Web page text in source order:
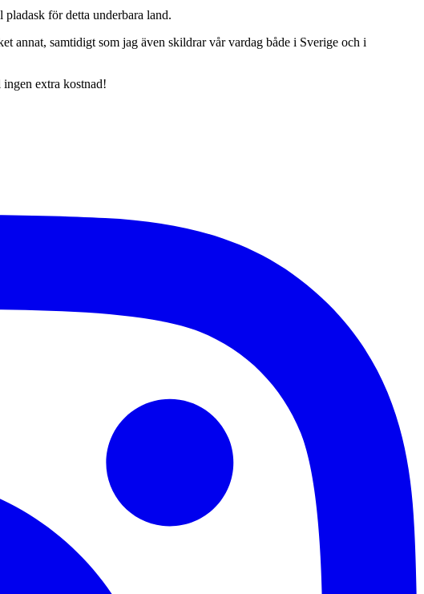
för detta underbara land.
annat, samtidigt som jag även skildrar vår vardag både i Sverige och i
extra kostnad!